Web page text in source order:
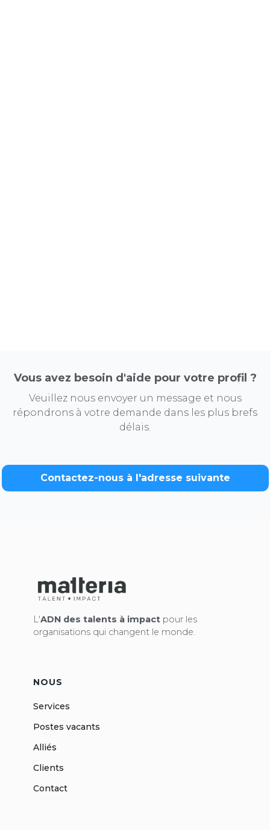
Vous avez besoin d'aide pour votre profil ?
Veuillez nous envoyer un message et nous
répondrons à votre demande dans les plus brefs
délais.
Contactez-nous à l'adresse suivante
L'ADN des talents à impact pour les
organisations qui changent le monde.
NOUS
Services
Postes vacants
Alliés
Clients
Contact